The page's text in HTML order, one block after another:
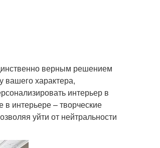
верным решением
характера,
интерьер в
интерьере – творческие
уйти от нейтральности